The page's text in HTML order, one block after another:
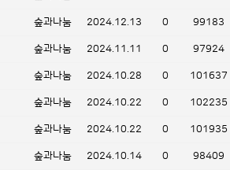
숲과나눔 2024.12.13 0 99183
숲과나눔 2024.11.11 0 97924
숲과나눔 2024.10.28 0 101637
숲과나눔 2024.10.22 0 102235
숲과나눔 2024.10.22 0 101935
숲과나눔 2024.10.14 0 98409